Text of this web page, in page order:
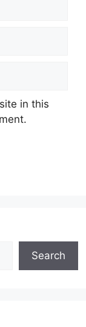
in this
Search